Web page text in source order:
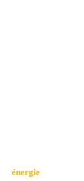
énergie